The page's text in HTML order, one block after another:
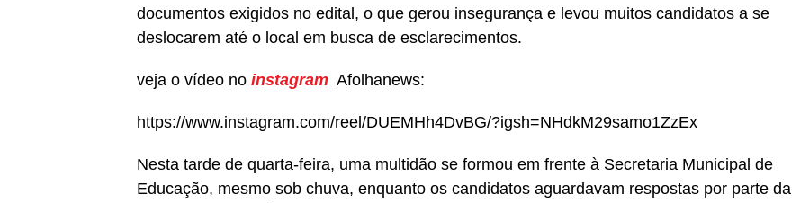
documentos exigidos no edital, o que gerou insegurança e levou muitos candidatos a se
deslocarem até o local em busca de esclarecimentos.
veja o vídeo no instagram Afolhanews:
https://www.instagram.com/reel/DUEMHh4DvBG/?igsh=NHdkM29samo1ZzEx
Nesta tarde de quarta-feira, uma multidão se formou em frente à Secretaria Municipal de
Educação, mesmo sob chuva, enquanto os candidatos aguardavam respostas por parte da